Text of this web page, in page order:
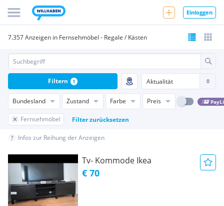
Einloggen
7.357 Anzeigen in Fernsehmöbel - Regale / Kästen
Bundesland Zustand Farbe Preis
Fernsehmöbel Filter zurücksetzen
Filtern 1
Infos zur Reihung der Anzeigen
Tv- Kommode Ikea
€ 70